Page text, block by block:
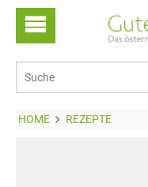
HOME REZEPTE